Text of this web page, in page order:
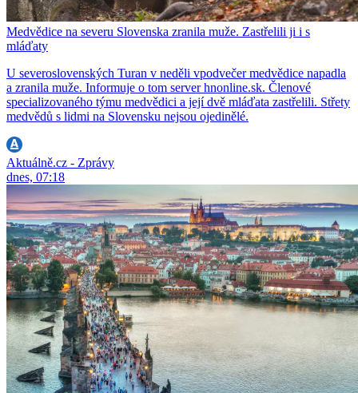
Medvědice na severu Slovenska zranila muže. Zastřelili ji i s
mláďaty
U severoslovenských Turan v neděli vpodvečer medvědice napadla
a zranila muže. Informuje o tom server hnonline.sk. Členové
specializovaného týmu medvědici a její dvě mláďata zastřelili. Střety
medvědů s lidmi na Slovensku nejsou ojedinělé.
Aktuálně.cz - Zprávy
dnes, 07:18